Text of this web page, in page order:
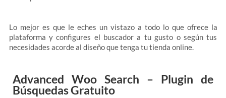
Lo mejor es que le eches un vistazo a todo lo que ofrece la
plataforma y configures el buscador a tu gusto o según tus
necesidades acorde al diseño que tenga tu tienda online.
Advanced Woo Search – Plugin de
Búsquedas Gratuito